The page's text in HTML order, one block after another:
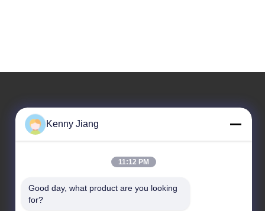
Nasz adres
Jednostka 701A, nr 837 Środkowa ulica Qianpu 2,
Adres fabryczny
Kenny Jiang
11:12 PM
Good day, what product are you looking
for?